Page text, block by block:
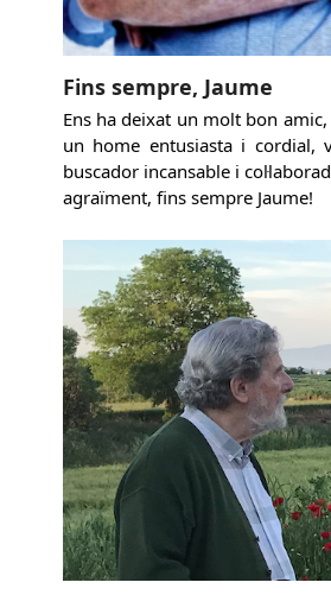
Fins sempre, Jaume
Ens ha deixat un molt bon amic,
un home entusiasta i cordial,
buscador incansable i
agraïment, fins sempre Jaume!